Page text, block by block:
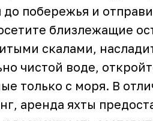
побережья и
близлежащие
скалами,
чистой воде,
только с моря. В
аренда яхты